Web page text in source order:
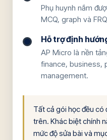
Phụ huynh nắm
MCQ, graph và
Hỗ trợ định
AP Micro là nền
finance, business,
management.
Tất cả gói học đều có
trên. Khác biệt chính
mức độ sửa bài và